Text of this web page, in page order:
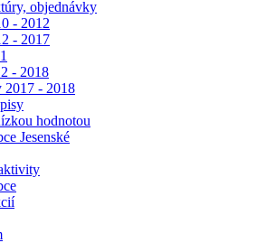
objednávky
- 2012
- 2017
- 2018
2017 - 2018
hodnotou
Jesenské